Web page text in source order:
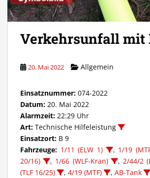
Verkehrsunfall mit
20. Mai 2022 Allgemein
Einsatznummer: 074-2022
Datum: 20. Mai 2022
Alarmzeit: 22:29 Uhr
Art: Technische Hilfeleistung
Einsatzort: B 9
Fahrzeuge: 1/11 (ELW 1) , 1/19
20/16)
, 1/66 (WLF-Kran) ,2/44/2
(TLF 16/25)
, 4/19 (MTF) , AB-Tank